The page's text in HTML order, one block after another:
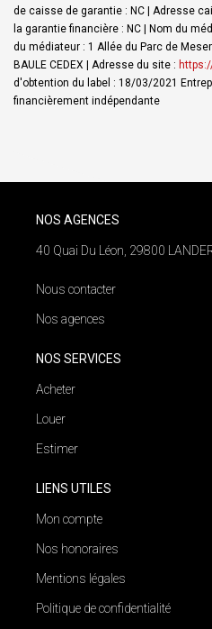
de caisse de garantie : NC | Adresse
la garantie financière : NC | Nom du
du médiateur : 1 Allée du Parc de
BAULE CEDEX | Adresse du site :
d'obtention du label : 18/03/2021
financièrement indépendante
NOS AGENCES
40 Quai Du Léon, 29800
Nous contacter
Nos agences
NOS SERVICES
Acheter
Louer
Estimer
LIENS UTILES
Mon compte
Nos honoraires
Mentions légales
Politique de confidentialité